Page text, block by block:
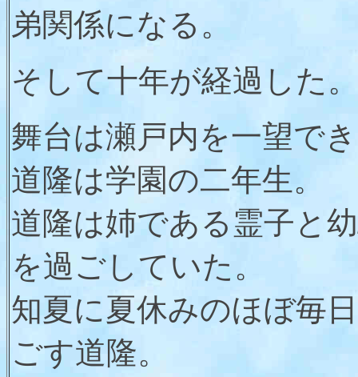
弟関係になる。
そして十年が経過した。
舞台は瀬戸内を一望で
道隆は学園の二年生。
道隆は姉である霊子と
を過ごしていた。
知夏に夏休みのほぼ毎
ごす道隆。